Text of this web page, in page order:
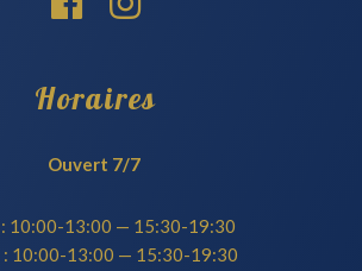
Horaires
Ouvert 7/7
: 10:00-13:00 — 15:30-19:30
: 10:00-13:00 — 15:30-19:30